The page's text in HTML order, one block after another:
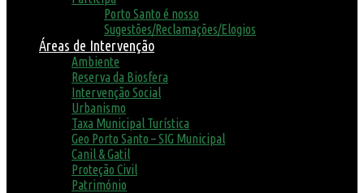
Porto Santo é nosso
Sugestões/Reclamações/Elogios
Áreas de Intervenção
Ambiente
Reserva da Biosfera
Intervenção Social
Urbanismo
Taxa Municipal Turística
Geo Porto Santo – SIG Municipal
Canil & Gatil
Proteção Civil
Património